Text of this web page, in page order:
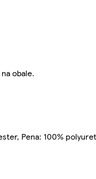
obale.
Pena: 100%